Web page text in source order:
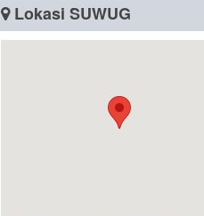
Lokasi SUWUG